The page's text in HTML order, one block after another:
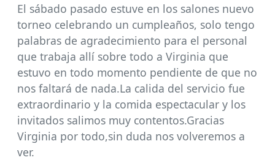
El sábado pasado estuve en los salones nuevo
torneo celebrando un cumpleaños, solo tengo
palabras de agradecimiento para el personal
que trabaja allí sobre todo a Virginia que
estuvo en todo momento pendiente de que no
nos faltará de nada.La calida del servicio fue
extraordinario y la comida espectacular y los
invitados salimos muy contentos.Gracias
Virginia por todo,sin duda nos volveremos a
ver.